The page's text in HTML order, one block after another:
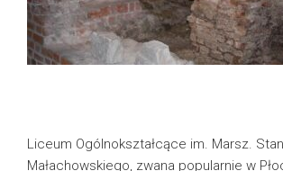
Liceum Ogólnokształcące im. Marsz.
Małachowskiego, zwana popularnie w